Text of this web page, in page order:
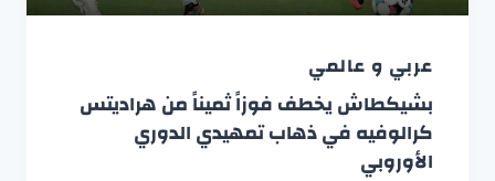
عربي و عالمي
بشيكطاش يخطف فوزاً ثميناً من هراديتس
كرالوفيه في ذهاب تمهيدي الدوري
الأوروبي